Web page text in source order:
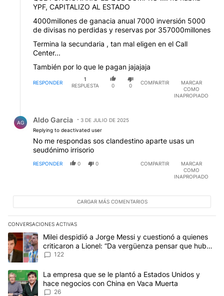
YPF, CAPITALIZO AL ESTADO
4000millones de ganacia anual 7000 inversión 5000
de divisas no perdidas y reservas por 357000millones
Termina la secundaria , tan mal eligen en el Call
Center...
También por lo que le pagan jajajaja
RESPONDER
1
RESPUESTA
0 0
COMPARTIR
MARCAR
COMO
INAPROPIADO
AG Aldo Garcia
3 DE JULIO DE 2025
Replying to deactivated user
No me respondas sos clandestino aparte usas un
seudónimo irrisorio
RESPONDER 0 0 COMPARTIR
MARCAR
COMO
INAPROPIADO
CARGAR MÁS COMENTARIOS
CONVERSACIONES ACTIVAS
Este listado muestra los artículos con más comentarios en los
Un artículo de tendencia con el título "Milei despidió a Jorge
Milei despidió a Jorge Messi y cuestionó a quienes
criticaron a Lionel: “Da vergüenza pensar que hubo
anti-Messi”
122
Un artículo de tendencia con el título "La empresa que se le
La empresa que se le plantó a Estados Unidos y
hace negocios con China en Vaca Muerta
26